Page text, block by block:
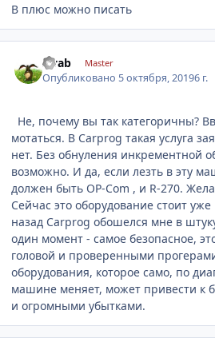
В плюс можно писать
sivab Master
Опубликовано 5 октября, 20196 г.
Не, почему вы так категоричны?
мотаться. В Carprog такая услуга
нет. Без обнуления инкрементной
возможно. И да, если лезть в эту
должен быть OP-Com , и R-270.
Сейчас это оборудование стоит
назад Carprog обошелся мне в
один момент - самое безопасное,
головой и проверенными
оборудования, которое само, по
машине меняет, может привести к
и огромными убытками.